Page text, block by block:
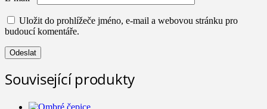
Uložit do prohlížeče jméno, e-mail a webovou stránku pro
budoucí komentáře.
Související produkty